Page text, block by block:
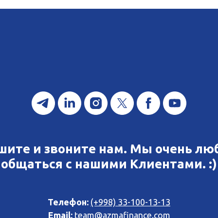
и звоните нам. Мы очень
общаться с нашими Клиентами. :)
Телефон: (+998) 33-100-13-13
Email: team@azmafinance.com